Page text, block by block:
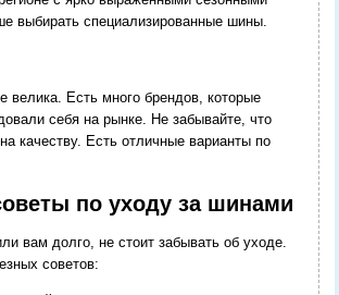
выбирать специализированные шины.
велика. Есть много брендов, которые
себя на рынке. Не забывайте, что
качеству. Есть отличные варианты по
по уходу за шинами
вам долго, не стоит забывать об уходе.
советов: